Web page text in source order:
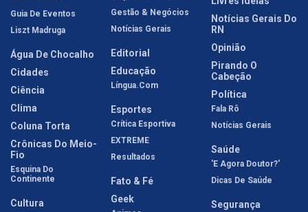
Guia De Eventos
Liszt Madruga
Água De Chocalho
Cidades
Ciência
Clima
Coluna Torta
Crônicas Do Meio-
Fio
Esquina Do
Continente
Cultura
Gestão & Negócios
Notícias Gerais
Editorial
Educação
Língua.com
Esportes
Crítica Esportiva
EXTREME
Resultados
Fato & Fé
Geek
Notícias Gerais Do
RN
Opinião
Pirando O
Cabeção
Política
Fala Rô
Notícias Gerais
Saúde
'E Agora Doutor?'
Dicas De Saúde
Segurança